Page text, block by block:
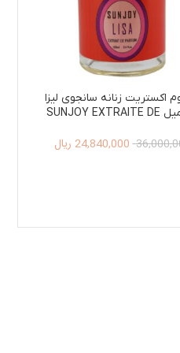
اکستریت زنانه سانجوی لیزا
100 میل SUNJOY EXTRAITE DE
24,840,000 ریال